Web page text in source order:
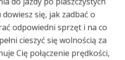
się, jak zadbać o
odpowiedni sprzęt i na co
cieszyć się wolnością za
Cię połączenie prędkości,